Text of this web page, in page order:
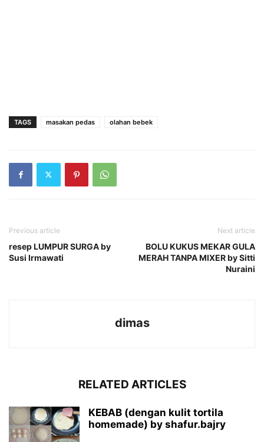
TAGS masakan pedas olahan bebek
Previous article
resep LUMPUR SURGA by
Susi Irmawati
Next article
BOLU KUKUS MEKAR GULA
MERAH TANPA MIXER by Sitti
Nuraini
dimas
RELATED ARTICLES
KEBAB (dengan kulit tortila
homemade) by shafur.bajry